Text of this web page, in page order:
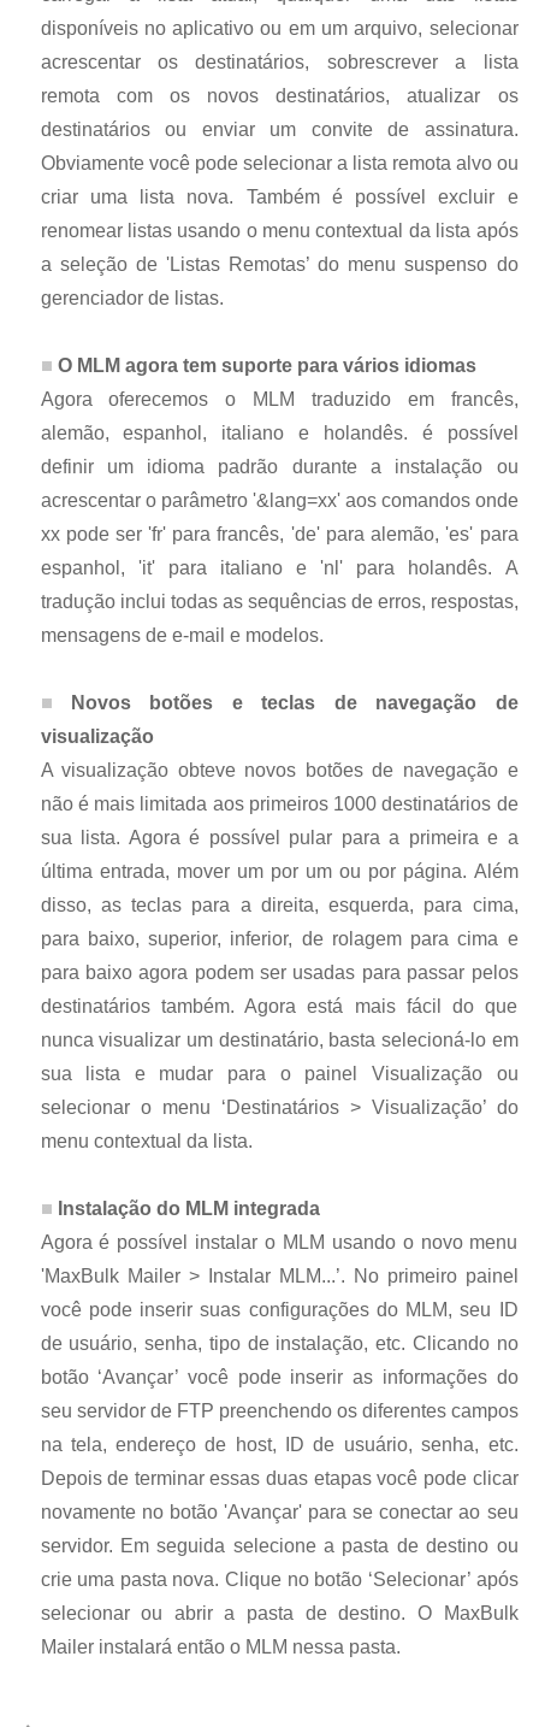
disponíveis no aplicativo ou em um arquivo, selecionar
acrescentar os destinatários, sobrescrever a lista
remota com os novos destinatários, atualizar os
destinatários ou enviar um convite de assinatura.
Obviamente você pode selecionar a lista remota alvo ou
criar uma lista nova. Também é possível excluir e
renomear listas usando o menu contextual da lista após
a seleção de 'Listas Remotas’ do menu suspenso do
gerenciador de listas.
O MLM agora tem suporte para vários idiomas
Agora oferecemos o MLM traduzido em francês,
alemão, espanhol, italiano e holandês. é possível
definir um idioma padrão durante a instalação ou
acrescentar o parâmetro '&lang=xx' aos comandos onde
xx pode ser 'fr' para francês, 'de' para alemão, 'es' para
espanhol, 'it' para italiano e 'nl' para holandês. A
tradução inclui todas as sequências de erros, respostas,
mensagens de e-mail e modelos.
Novos botões e teclas de navegação de
visualização
A visualização obteve novos botões de navegação e
não é mais limitada aos primeiros 1000 destinatários de
sua lista. Agora é possível pular para a primeira e a
última entrada, mover um por um ou por página. Além
disso, as teclas para a direita, esquerda, para cima,
para baixo, superior, inferior, de rolagem para cima e
para baixo agora podem ser usadas para passar pelos
destinatários também. Agora está mais fácil do que
nunca visualizar um destinatário, basta selecioná-lo em
sua lista e mudar para o painel Visualização ou
selecionar o menu ‘Destinatários > Visualização’ do
menu contextual da lista.
Instalação do MLM integrada
Agora é possível instalar o MLM usando o novo menu
'MaxBulk Mailer > Instalar MLM...’. No primeiro painel
você pode inserir suas configurações do MLM, seu ID
de usuário, senha, tipo de instalação, etc. Clicando no
botão ‘Avançar’ você pode inserir as informações do
seu servidor de FTP preenchendo os diferentes campos
na tela, endereço de host, ID de usuário, senha, etc.
Depois de terminar essas duas etapas você pode clicar
novamente no botão 'Avançar' para se conectar ao seu
servidor. Em seguida selecione a pasta de destino ou
crie uma pasta nova. Clique no botão ‘Selecionar’ após
selecionar ou abrir a pasta de destino. O MaxBulk
Mailer instalará então o MLM nessa pasta.